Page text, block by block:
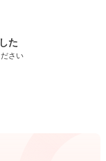
た
さい